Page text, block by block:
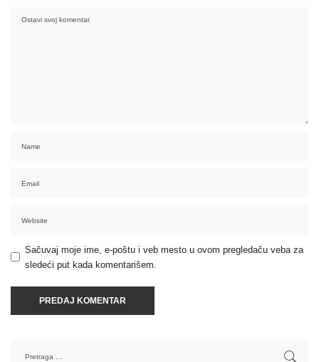
Sačuvaj moje ime, e-poštu i veb mesto u ovom pregledaču veba za
sledeći put kada komentarišem.